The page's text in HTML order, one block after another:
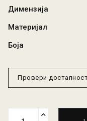
Димензија
Материјал
Боја
Провери